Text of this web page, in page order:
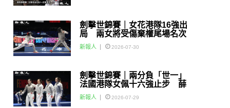
劍擊世錦賽｜女花港隊16強出
局 兩女將受傷棄權尾場名次
賽
新報人 2026-07-30
劍擊世錦賽｜兩分負「世一」
法國港隊女佩十六強止步 薛
雅齊：我好有信心我哋可以做
到世界級嘅Team
新報人 2026-07-29